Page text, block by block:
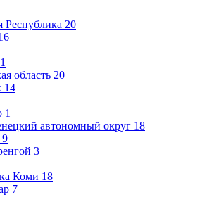
Республика 20
1
область 20
14
1
автономный округ 18
9
3
Коми 18
7